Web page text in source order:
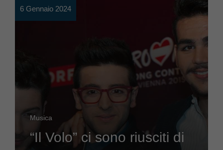
6 Gennaio 2024
Musica
“Il Volo” ci sono riusciti di